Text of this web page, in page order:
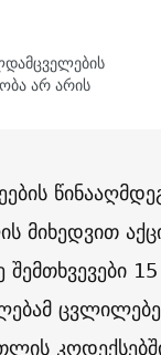
არ არის
მიხედვით